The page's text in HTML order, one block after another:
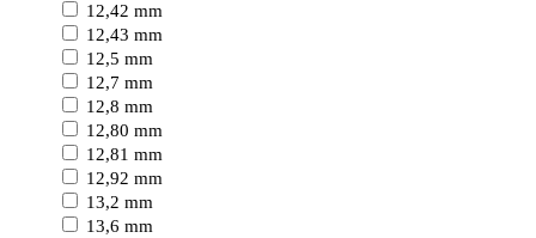
12,42 mm
12,43 mm
12,5 mm
12,7 mm
12,8 mm
12,80 mm
12,81 mm
12,92 mm
13,2 mm
13,6 mm